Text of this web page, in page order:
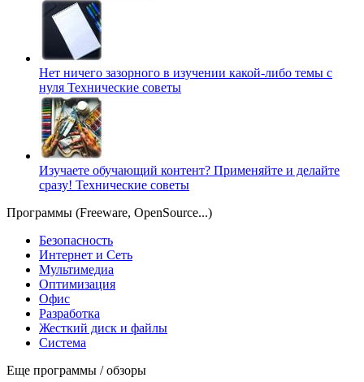
Нет ничего зазорного в изучении какой-либо темы с
нуля Технические советы
Изучаете обучающий контент? Применяйте и делайте
сразу! Технические советы
Программы (Freeware, OpenSource...)
Безопасность
Интернет и Сеть
Мультимедиа
Оптимизация
Офис
Разработка
Жесткий диск и файлы
Система
Еще программы / обзоры